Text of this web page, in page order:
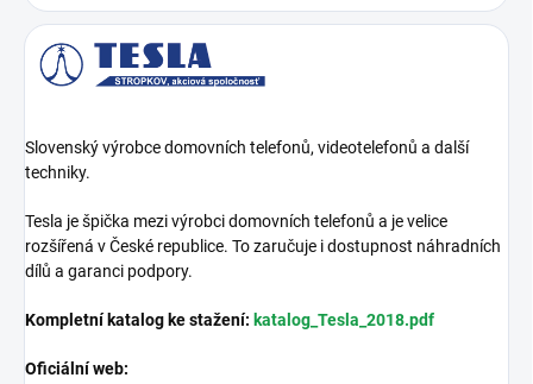
Slovenský výrobce domovních telefonů, videotelefonů a další
techniky.
Tesla je špička mezi výrobci domovních telefonů a je velice
rozšířená v České republice. To zaručuje i dostupnost náhradních
dílů a garanci podpory.
Kompletní katalog ke stažení: katalog_Tesla_2018.pdf
Oficiální web: